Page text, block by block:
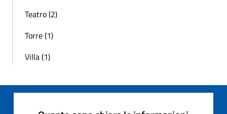
Teatro (2)
Torre (1)
Villa (1)